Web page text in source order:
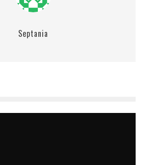
Septania